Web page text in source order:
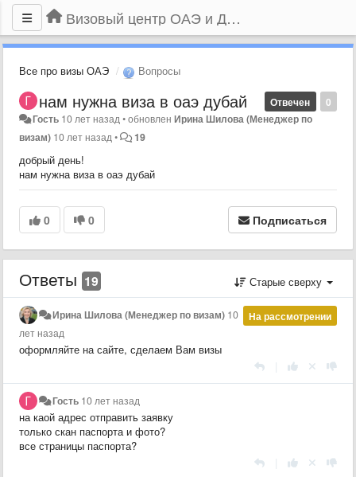
Визовый центр ОАЭ и Дубая
Все про визы ОАЭ Вопросы
0
Отвечен
нам нужна виза в оаэ дубай
Гость 10 лет назад •обновленИрина Шилова (Менеджер по
визам) 10 лет назад • 19
добрый день!
нам нужна виза в оаэ дубай
0 0 Подписаться
Ответы 19 Старые сверху
На рассмотрении
Ирина Шилова (Менеджер по визам) 10
лет назад
оформляйте на сайте, сделаем Вам визы
Гость 10 лет назад
на каой адрес отправить заявку
только скан паспорта и фото?
все страницы паспорта?